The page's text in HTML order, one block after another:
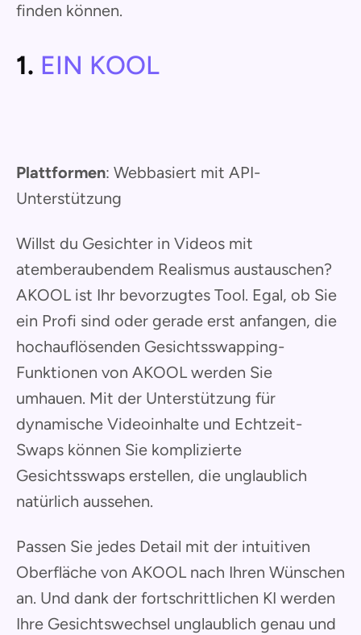
finden können.
1. EIN KOOL
Plattformen: Webbasiert mit API-
Unterstützung
Willst du Gesichter in Videos mit
atemberaubendem Realismus austauschen?
AKOOL ist Ihr bevorzugtes Tool. Egal, ob Sie
ein Profi sind oder gerade erst anfangen, die
hochauflösenden Gesichtsswapping-
Funktionen von AKOOL werden Sie
umhauen. Mit der Unterstützung für
dynamische Videoinhalte und Echtzeit-
Swaps können Sie komplizierte
Gesichtsswaps erstellen, die unglaublich
natürlich aussehen.
Passen Sie jedes Detail mit der intuitiven
Oberfläche von AKOOL nach Ihren Wünschen
an. Und dank der fortschrittlichen KI werden
Ihre Gesichtswechsel unglaublich genau und